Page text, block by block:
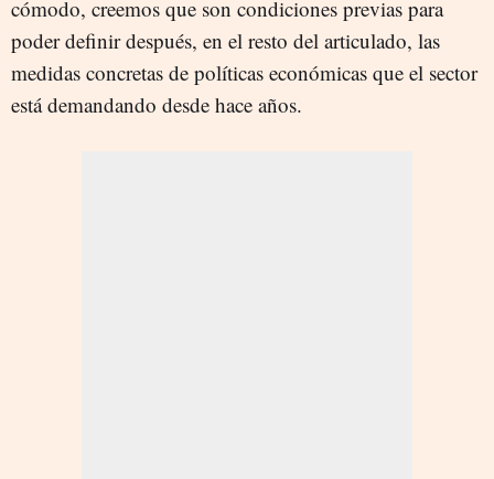
cómodo, creemos que son condiciones previas para
poder definir después, en el resto del articulado, las
medidas concretas de políticas económicas que el sector
está demandando desde hace años.